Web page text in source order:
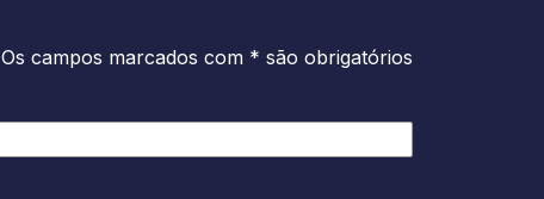
Os campos marcados com * são obrigatórios